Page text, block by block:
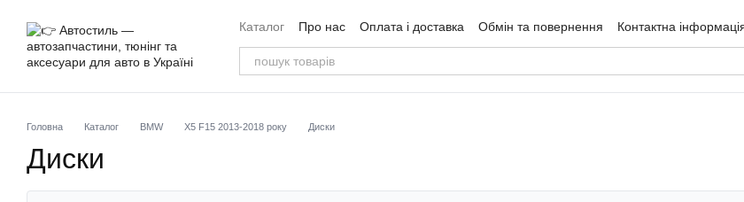
Каталог
Про нас Оплата і доставка Обмін та повернення Контактна
Угода користувача
Відгуки про магазин
Головна Каталог BMW X5 F15 2013-2018 року Диски
Диски